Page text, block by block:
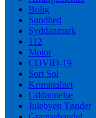
Bolig
Sundhed
Syddanmark
112
Motor
COVID-19
Sort Sol
Kriminalitet
Uddannelse
Julebyen Tønder